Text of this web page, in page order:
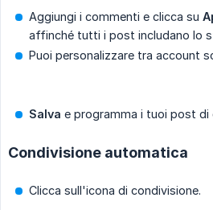
Aggiungi i commenti e clicca su
affinché tutti i post includano lo
Puoi personalizzare tra account
Salva e programma i tuoi post di
Condivisione automatica
Clicca sull'icona di condivisione.